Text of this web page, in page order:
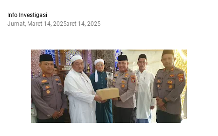
Info Investigasi
Jumat, Maret 14, 2025Maret 14, 2025